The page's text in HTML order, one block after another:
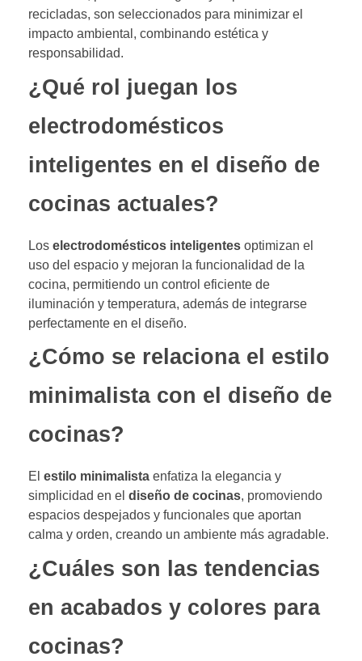
recicladas, son seleccionados para minimizar el
impacto ambiental, combinando estética y
responsabilidad.
¿Qué rol juegan los
electrodomésticos
inteligentes en el diseño de
cocinas actuales?
Los electrodomésticos inteligentes optimizan el
uso del espacio y mejoran la funcionalidad de la
cocina, permitiendo un control eficiente de
iluminación y temperatura, además de integrarse
perfectamente en el diseño.
¿Cómo se relaciona el estilo
minimalista con el diseño de
cocinas?
El estilo minimalista enfatiza la elegancia y
simplicidad en el diseño de cocinas, promoviendo
espacios despejados y funcionales que aportan
calma y orden, creando un ambiente más agradable.
¿Cuáles son las tendencias
en acabados y colores para
cocinas?